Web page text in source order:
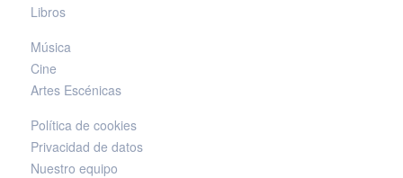
Libros
Música
Cine
Artes Escénicas
Política de cookies
Privacidad de datos
Nuestro equipo